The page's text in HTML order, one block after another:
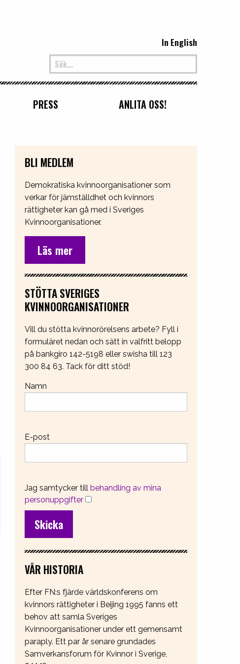
In English
PRESS ANLITA OSS!
BLI MEDLEM
Demokratiska kvinnoorganisationer som
verkar för jämställdhet och kvinnors
rättigheter kan gå med i Sveriges
Kvinnoorganisationer.
Läs mer
STÖTTA SVERIGES
KVINNOORGANISATIONER
Vill du stötta kvinnorörelsens arbete? Fyll i
formuläret nedan och sätt in valfritt belopp
på bankgiro 142-5198 eller swisha till 123
300 84 63. Tack för ditt stöd!
Namn
E-post
Jag samtycker till behandling av mina
personuppgifter
VÅR HISTORIA
Efter FN:s fjärde världskonferens om
kvinnors rättigheter i Beijing 1995 fanns ett
behov att samla Sveriges
Kvinnoorganisationer under ett gemensamt
paraply. Ett par år senare grundades
Samverkansforum för Kvinnor i Sverige,